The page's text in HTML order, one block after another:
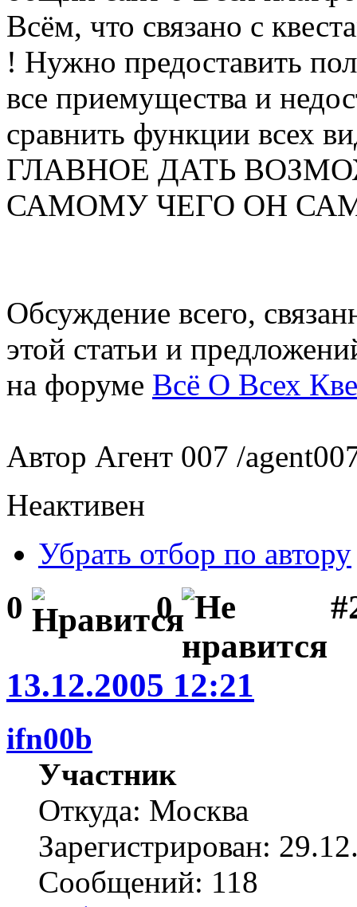
Всём, что связано с
! Нужно предоставить
все приемущества и
сравнить функции всех
ГЛАВНОЕ ДАТЬ
САМОМУ ЧЕГО ОН САМ
Обсуждение всего,
этой статьи и
на форуме Всё О Всех
Автор Агент 007 /
Неактивен
Убрать отбор по автору
0 0
13.12.2005 12:21
ifn00b
Участник
Откуда: Москва
Зарегистрирован:
Сообщений: 118